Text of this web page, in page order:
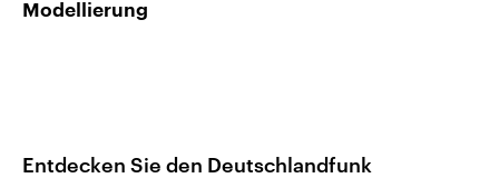
Modellierung
Entdecken Sie den Deutschlandfunk